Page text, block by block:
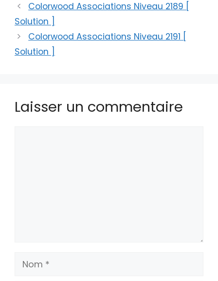
Colorwood Associations Niveau 2189 [
Solution ]
Colorwood Associations Niveau 2191 [
Solution ]
Laisser un commentaire
Nom